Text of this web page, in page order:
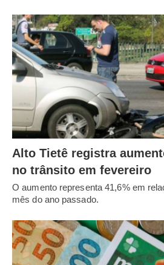
Alto Tietê registra
no trânsito em fevereiro
O aumento representa 41,6% em
mês do ano passado.